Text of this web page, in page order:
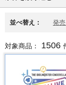
並べ替え： 発
対象商品： 1506